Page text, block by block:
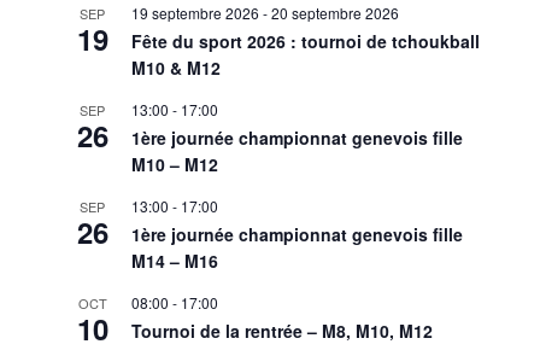
SEP
19
19 septembre 2026 -20 septembre 2026
Fête du sport 2026 : tournoi de tchoukball
M10 & M12
SEP
26
13:00 - 17:00
1ère journée championnat genevois fille
M10 – M12
SEP
26
13:00 - 17:00
1ère journée championnat genevois fille
M14 – M16
OCT
10
08:00 - 17:00
Tournoi de la rentrée – M8, M10, M12